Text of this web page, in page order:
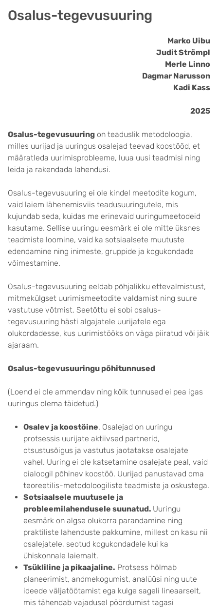
Osalus-tegevusuuring
Marko Uibu
Judit Strömpl
Merle Linno
Dagmar Narusson
Kadi Kass
2025
Osalus-tegevusuuring on teaduslik metodoloogia,
milles uurijad ja uuringus osalejad teevad koostööd, et
määratleda uurimisprobleeme, luua uusi teadmisi ning
leida ja rakendada lahendusi.
Osalus-tegevusuuring ei ole kindel meetodite kogum,
vaid laiem lähenemisviis teadusuuringutele, mis
kujundab seda, kuidas me erinevaid uuringumeetodeid
kasutame. Sellise uuringu eesmärk ei ole mitte üksnes
teadmiste loomine, vaid ka sotsiaalsete muutuste
edendamine ning inimeste, gruppide ja kogukondade
võimestamine.
Osalus-tegevusuuring eeldab põhjalikku ettevalmistust,
mitmekülgset uurimismeetodite valdamist ning suure
vastutuse võtmist. Seetõttu ei sobi osalus-
tegevusuuring hästi algajatele uurijatele ega
olukordadesse, kus uurimistööks on väga piiratud või jäik
ajaraam.
Osalus-tegevusuuringu põhitunnused
(Loend ei ole ammendav ning kõik tunnused ei pea igas
uuringus olema täidetud.)
Osalev ja koostöine. Osalejad on uuringu
protsessis uurijate aktiivsed partnerid,
otsustusõigus ja vastutus jaotatakse osalejate
vahel. Uuring ei ole katsetamine osalejate peal, vaid
dialoogil põhinev koostöö. Uurijad panustavad oma
teoreetilis-metodoloogiliste teadmiste ja oskustega.
Sotsiaalsele muutusele ja
probleemilahendusele suunatud. Uuringu
eesmärk on algse olukorra parandamine ning
praktiliste lahenduste pakkumine, millest on kasu nii
osalejatele, seotud kogukondadele kui ka
ühiskonnale laiemalt.
Tsükliline ja pikaajaline. Protsess hõlmab
planeerimist, andmekogumist, analüüsi ning uute
ideede väljatöötamist ega kulge sageli lineaarselt,
mis tähendab vajadusel pöördumist tagasi